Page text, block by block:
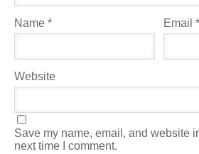
Name * Email*
Website
Save my name, email, and website
next time I comment.